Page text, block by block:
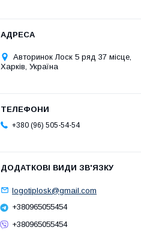
Авторинок Лоск 5 ряд 37 місце,
Харків, Україна
+380 (96) 505-54-54
logotiplosk@gmail.com
+380965055454
+380965055454